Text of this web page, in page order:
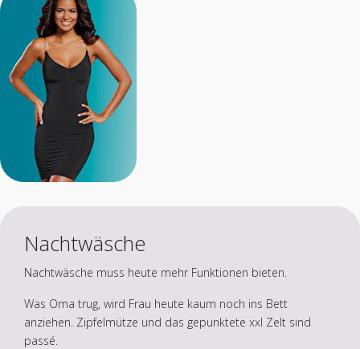
Nachtwäsche
Nachtwäsche muss heute mehr Funktionen bieten.
Was Oma trug, wird Frau heute kaum noch ins Bett
anziehen. Zipfelmütze und das gepunktete xxl Zelt sind
passé.